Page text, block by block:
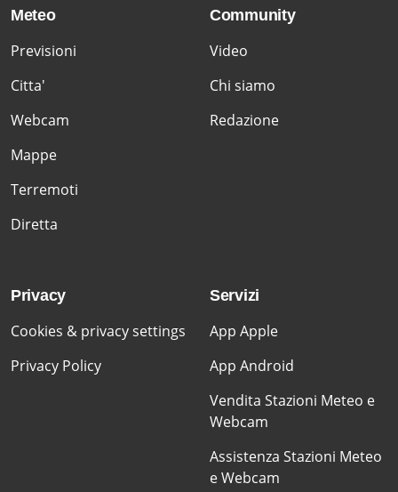
Meteo
Previsioni
Citta'
Webcam
Mappe
Terremoti
Diretta
Community
Video
Chi siamo
Redazione
Privacy
Cookies & privacy settings
Privacy Policy
Servizi
App Apple
App Android
Vendita Stazioni Meteo e
Webcam
Assistenza Stazioni Meteo
e Webcam